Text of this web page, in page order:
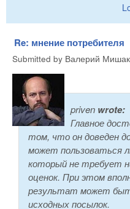
Re: мнение потребителя
Submitted by Валерий
priven wrote:
Главное
том, что он доведен
может пользоваться
который не требует
оценок. При этом
результат может
исходных посылок.